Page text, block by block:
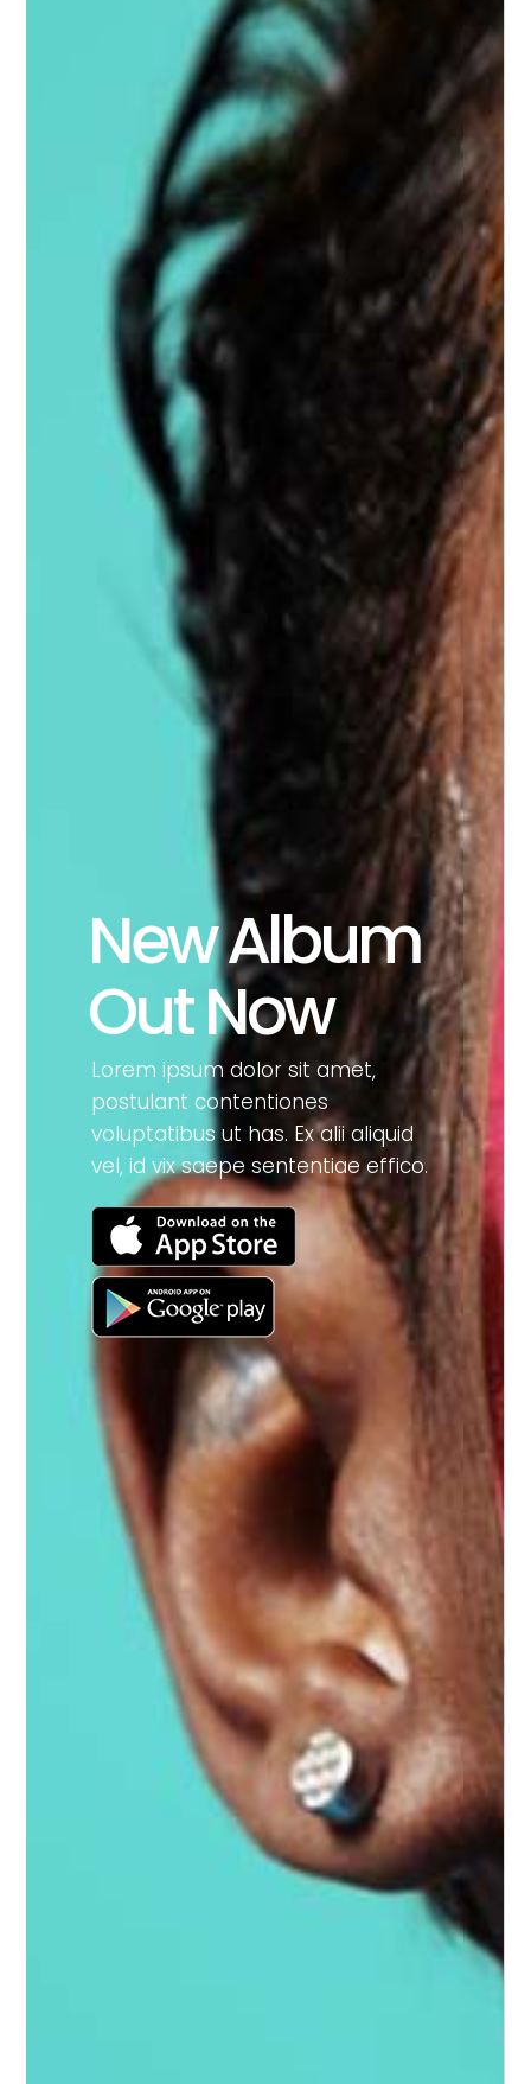
New Album
Out Now
Lorem ipsum dolor sit amet,
postulant contentiones
voluptatibus ut has. Ex alii aliquid
vel, id vix saepe sententiae effico.